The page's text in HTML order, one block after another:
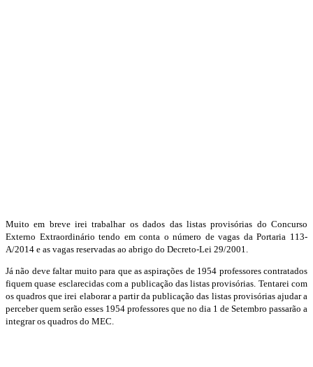
Muito em breve irei trabalhar os dados das listas provisórias do Concurso
Externo Extraordinário tendo em conta o número de vagas da Portaria 113-
A/2014 e as vagas reservadas ao abrigo do Decreto-Lei 29/2001.
Já não deve faltar muito para que as aspirações de 1954 professores contratados
fiquem quase esclarecidas com a publicação das listas provisórias. Tentarei com
os quadros que irei elaborar a partir da publicação das listas provisórias ajudar a
perceber quem serão esses 1954 professores que no dia 1 de Setembro passarão a
integrar os quadros do MEC.